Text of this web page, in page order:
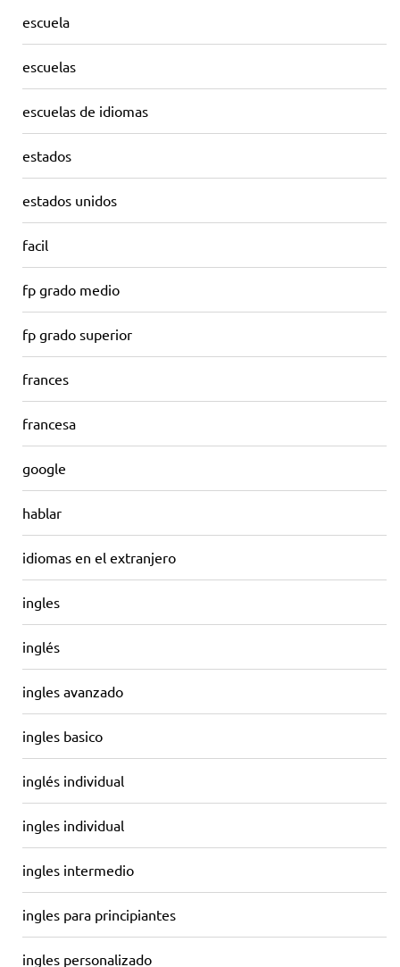
escuela
escuelas
escuelas de idiomas
estados
estados unidos
facil
fp grado medio
fp grado superior
frances
francesa
google
hablar
idiomas en el extranjero
ingles
inglés
ingles avanzado
ingles basico
inglés individual
ingles individual
ingles intermedio
ingles para principiantes
ingles personalizado